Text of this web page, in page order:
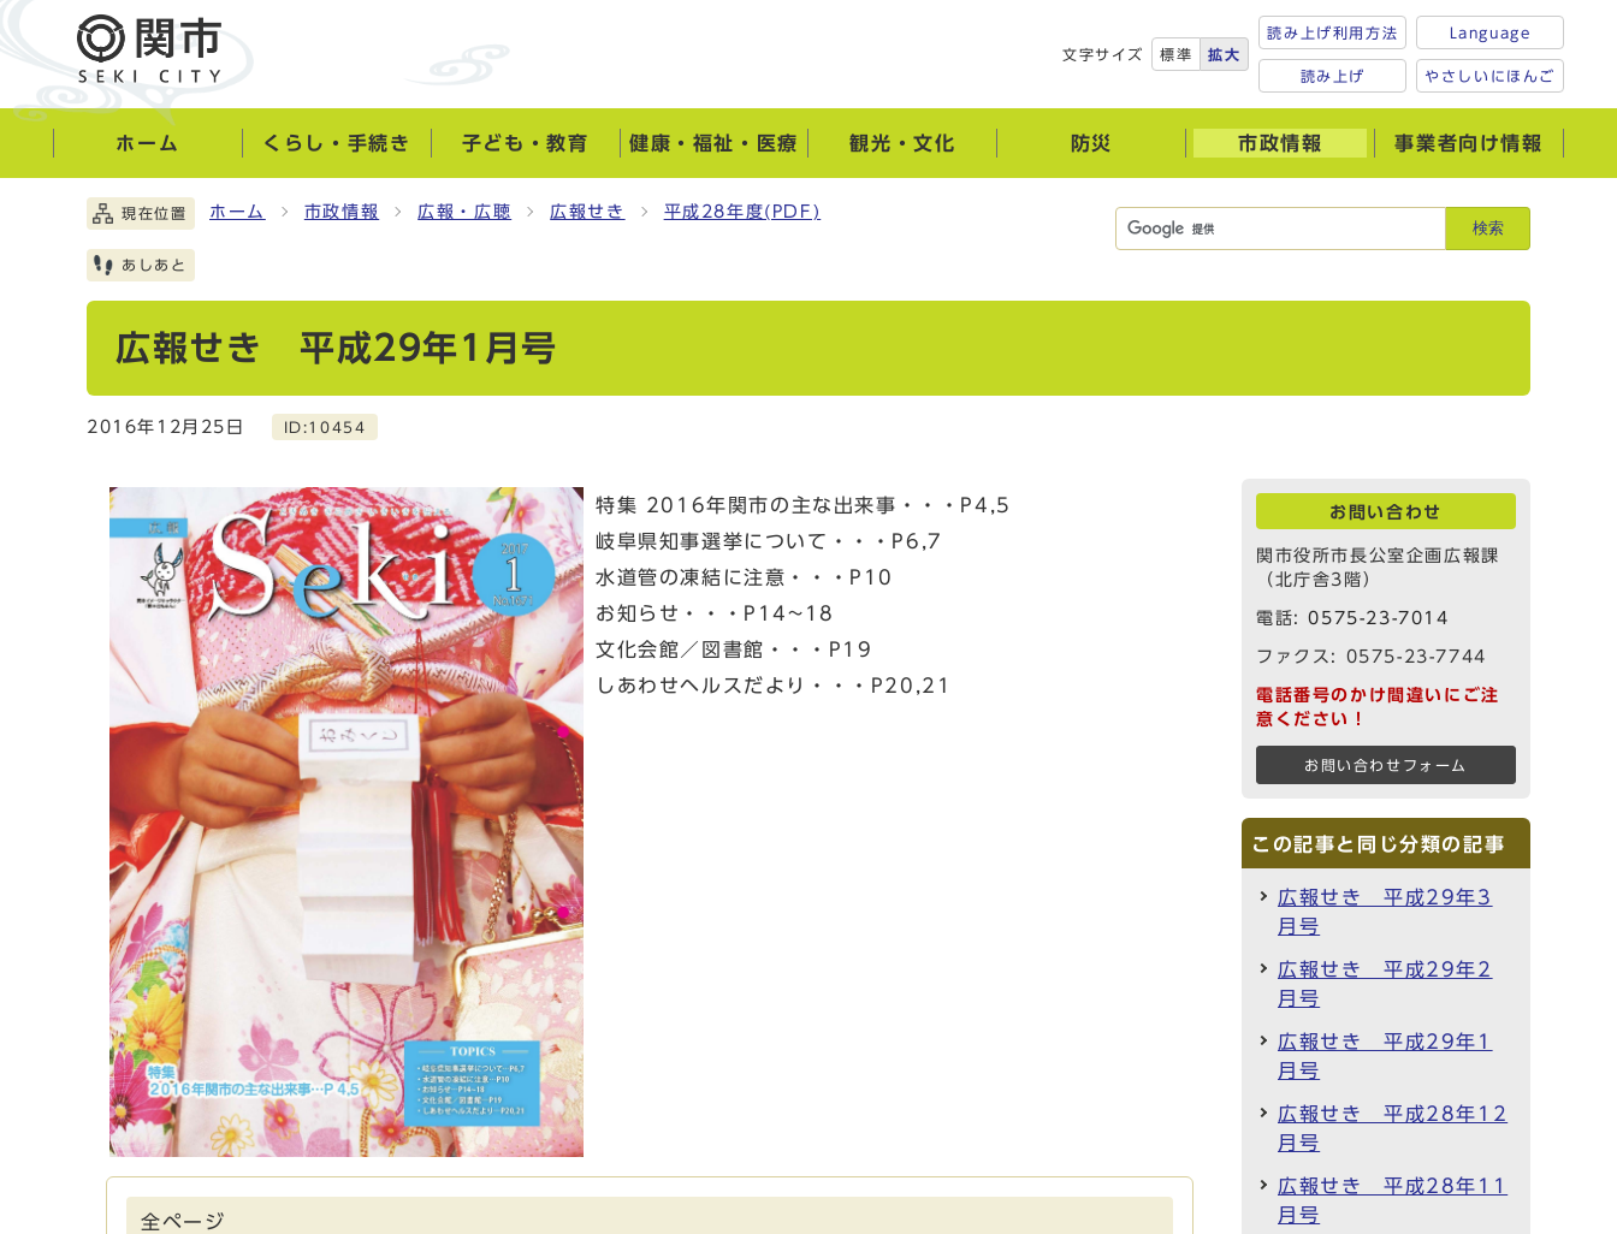
文字サイズ 標準 拡大
読み上げ利用方法
読み上げ
Language
やさしいにほんご
ホーム くらし・手続き 子ども・教育 健康・福祉・医療 観光・文化 防災 市政情報 事業者向け情報
検索
現在位置 ホーム 市政情報 広報・広聴 広報せき 平成28年度(PDF)
あしあと
広報せき 平成29年1月号
2016年12月25日 ID:10454
特集 2016年関市の主な出来事・・・P4,5
岐阜県知事選挙について・・・P6,7
水道管の凍結に注意・・・P10
お知らせ・・・P14~18
文化会館／図書館・・・P19
しあわせヘルスだより・・・P20,21
全ページ
お問い合わせ
関市役所市長公室企画広報課
（北庁舎3階）
電話:0575-23-7014
ファクス: 0575-23-7744
電話番号のかけ間違いにご注
意ください！
お問い合わせフォーム
この記事と同じ分類の記事
広報せき 平成29年3
月号
広報せき 平成29年2
月号
広報せき 平成29年1
月号
広報せき 平成28年12
月号
広報せき 平成28年11
月号